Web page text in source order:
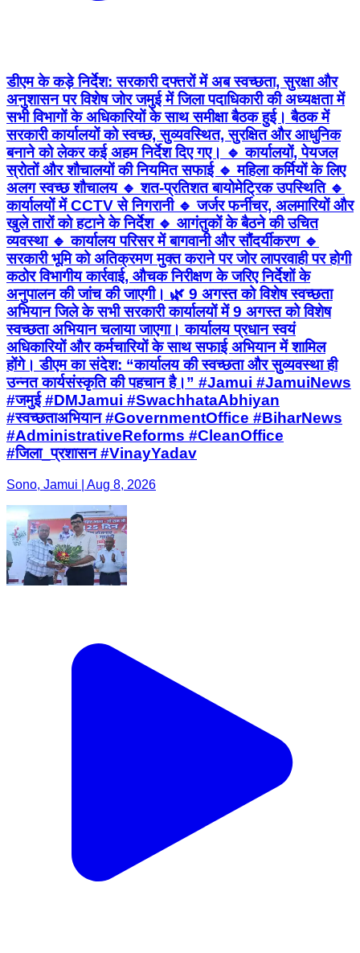
डीएम के कड़े निर्देश: सरकारी दफ्तरों में अब स्वच्छता, सुरक्षा और
अनुशासन पर विशेष जोर जमुई में जिला पदाधिकारी की अध्यक्षता में
सभी विभागों के अधिकारियों के साथ समीक्षा बैठक हुई। बैठक में
सरकारी कार्यालयों को स्वच्छ, सुव्यवस्थित, सुरक्षित और आधुनिक
बनाने को लेकर कई अहम निर्देश दिए गए। 🔹 कार्यालयों, पेयजल
स्रोतों और शौचालयों की नियमित सफाई 🔹 महिला कर्मियों के लिए
अलग स्वच्छ शौचालय 🔹 शत-प्रतिशत बायोमेट्रिक उपस्थिति 🔹
कार्यालयों में CCTV से निगरानी 🔹 जर्जर फर्नीचर, अलमारियों और
खुले तारों को हटाने के निर्देश 🔹 आगंतुकों के बैठने की उचित
व्यवस्था 🔹 कार्यालय परिसर में बागवानी और सौंदर्यीकरण 🔹
सरकारी भूमि को अतिक्रमण मुक्त कराने पर जोर लापरवाही पर होगी
कठोर विभागीय कार्रवाई, औचक निरीक्षण के जरिए निर्देशों के
अनुपालन की जांच की जाएगी। 🌿 9 अगस्त को विशेष स्वच्छता
अभियान जिले के सभी सरकारी कार्यालयों में 9 अगस्त को विशेष
स्वच्छता अभियान चलाया जाएगा। कार्यालय प्रधान स्वयं
अधिकारियों और कर्मचारियों के साथ सफाई अभियान में शामिल
होंगे। डीएम का संदेश: “कार्यालय की स्वच्छता और सुव्यवस्था ही
उन्नत कार्यसंस्कृति की पहचान है।” #Jamui #JamuiNews
#जमुई #DMJamui #SwachhataAbhiyan
#स्वच्छताअभियान #GovernmentOffice #BiharNews
#AdministrativeReforms #CleanOffice
#जिला_प्रशासन #VinayYadav
Sono, Jamui | Aug 8, 2026